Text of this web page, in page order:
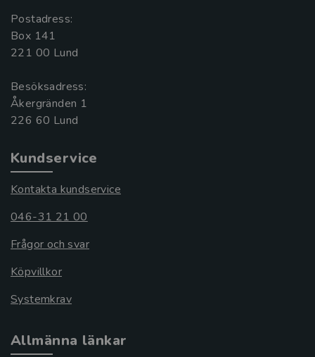
Postadress:
Box 141
221 00 Lund
Besöksadress:
Åkergränden 1
Kundservice
Kontakta kundservice
046-31 21 00
Frågor och svar
Köpvillkor
Systemkrav
Allmänna länkar